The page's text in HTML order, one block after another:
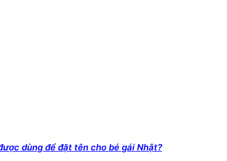
dùng để đặt tên cho bé gái Nhật?